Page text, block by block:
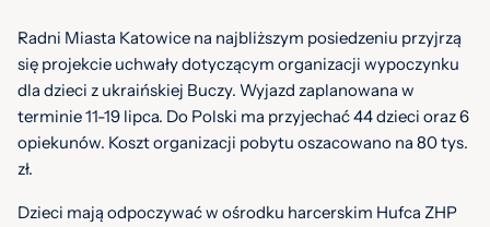
Radni Miasta Katowice na najbliższym posiedzeniu przyjrzą
się projekcie uchwały dotyczącym organizacji wypoczynku
dla dzieci z ukraińskiej Buczy. Wyjazd zaplanowana w
terminie 11-19 lipca. Do Polski ma przyjechać 44 dzieci oraz 6
opiekunów. Koszt organizacji pobytu oszacowano na 80 tys.
zł.
Dzieci mają odpoczywać w ośrodku harcerskim Hufca ZHP